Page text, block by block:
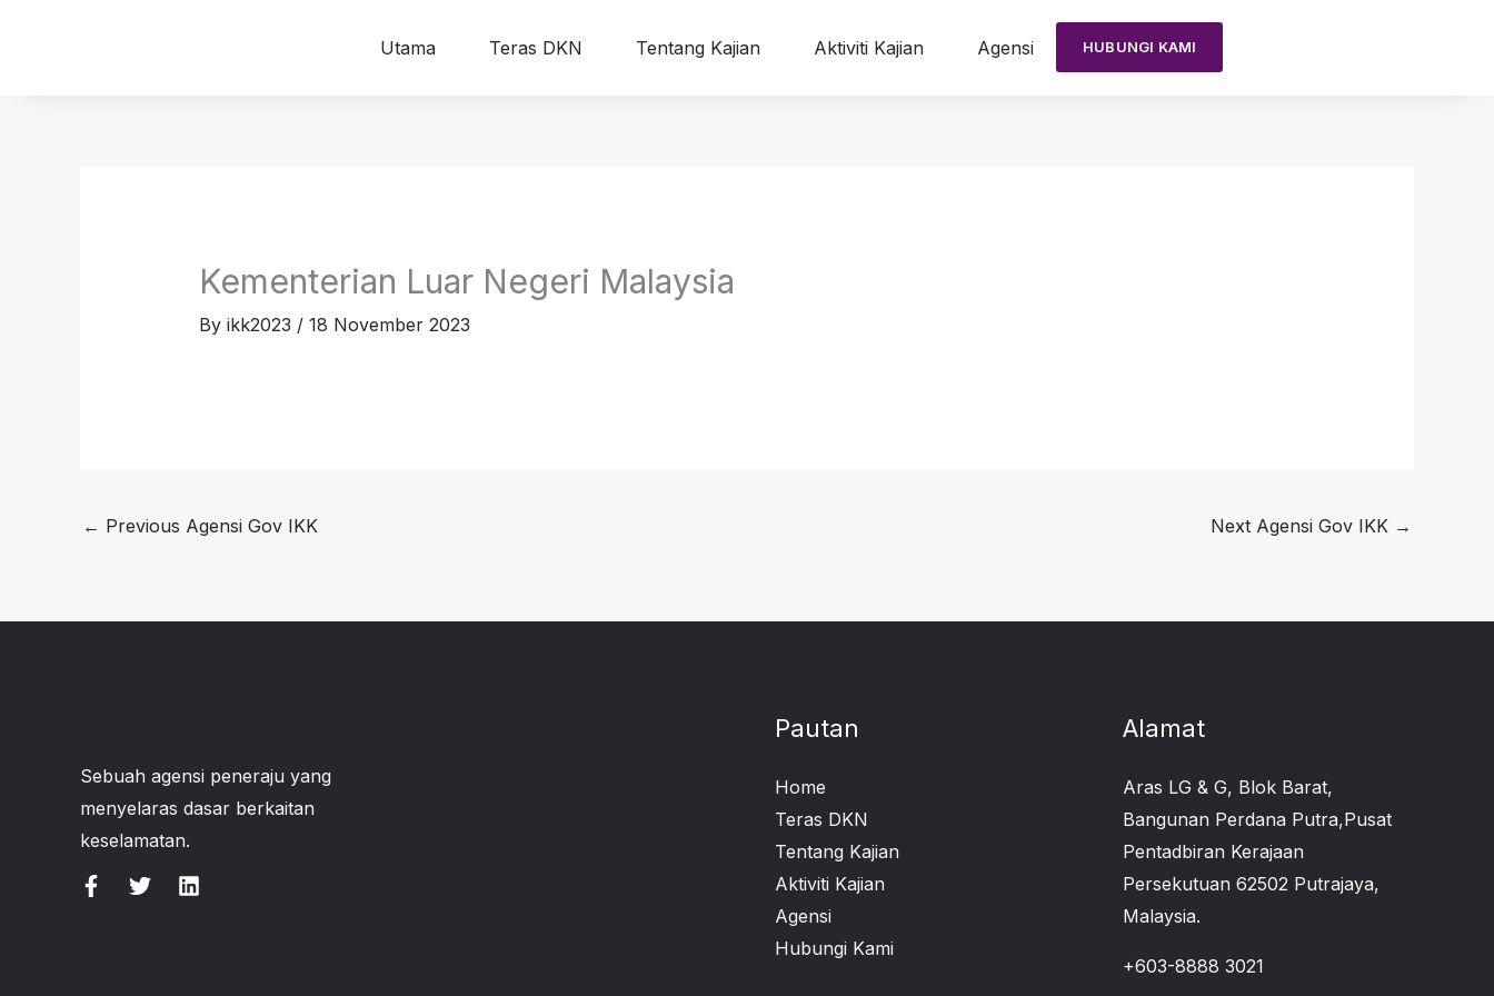
Utama Teras DKN Tentang Kajian Aktiviti Kajian Agensi HUBUNGI KAMI
Kementerian Luar Negeri Malaysia
By ikk2023 / 18 November 2023
← Previous Agensi Gov IKK Next Agensi Gov IKK →
Sebuah agensi peneraju yang
menyelaras dasar berkaitan
keselamatan.
Pautan
Home
Teras DKN
Tentang Kajian
Aktiviti Kajian
Agensi
Hubungi Kami
Alamat
Aras LG & G, Blok Barat,
Bangunan Perdana Putra,Pusat
Pentadbiran Kerajaan
Persekutuan 62502 Putrajaya,
Malaysia.
+603-8888 3021